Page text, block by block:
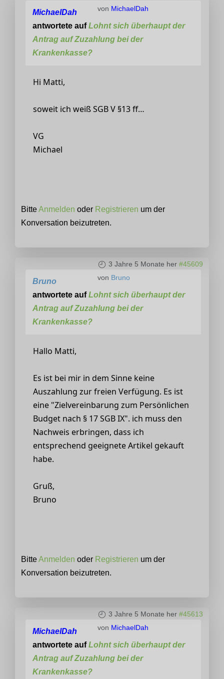
von MichaelDah
MichaelDah
antwortete aufLohnt sich überhaupt der
Antrag auf Zuzahlung bei der
Krankenkasse?
Hi Matti,
soweit ich weiß SGB V §13 ff…
VG
Michael
BitteAnmelden oder Registrieren um der
Konversation beizutreten.
3 Jahre 5 Monate her #45609
von Bruno
Bruno
antwortete aufLohnt sich überhaupt der
Antrag auf Zuzahlung bei der
Krankenkasse?
Hallo Matti,
Es ist bei mir in dem Sinne keine
Auszahlung zur freien Verfügung. Es ist
eine "Zielvereinbarung zum Persönlichen
Budget nach § 17 SGB IX". ich muss den
Nachweis erbringen, dass ich
entsprechend geeignete Artikel gekauft
habe.
Gruß,
Bruno
BitteAnmelden oder Registrieren um der
Konversation beizutreten.
3 Jahre 5 Monate her #45613
von MichaelDah
MichaelDah
antwortete aufLohnt sich überhaupt der
Antrag auf Zuzahlung bei der
Krankenkasse?